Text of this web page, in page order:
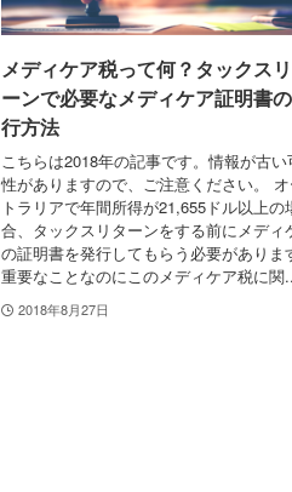
メディケア税って何？タックス
ーンで必要なメディケア証明書
行方法
こちらは2018年の記事です。情報が古い
性がありますので、ご注意ください。
トラリアで年間所得が21,655ドル以上の
合、タックスリターンをする前にメディ
の証明書を発行してもらう必要がありま
重要なことなのにこのメディケア税に関
2018年8月27日